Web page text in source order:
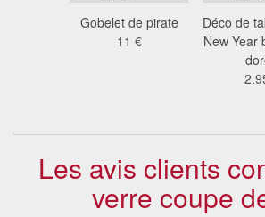
Gobelet de pirate
11 €
Déco de
New Year
Les avis clients
verre coupe